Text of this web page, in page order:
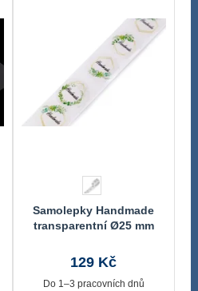
Samolepky Handmade
transparentní Ø25 mm
129 Kč
Do 1–3 pracovních dnů